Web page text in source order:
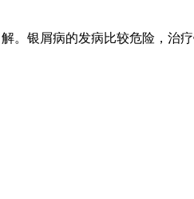
。银屑病的发病比较危险，治